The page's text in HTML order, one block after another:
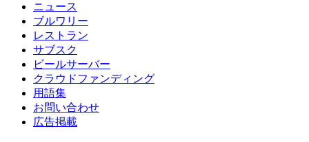
ニュース
ブルワリー
レストラン
サブスク
ビールサーバー
クラウドファンディング
用語集
お問い合わせ
広告掲載